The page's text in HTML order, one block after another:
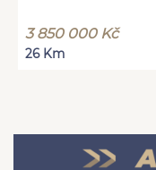
3 850 000 Kč
26 Km